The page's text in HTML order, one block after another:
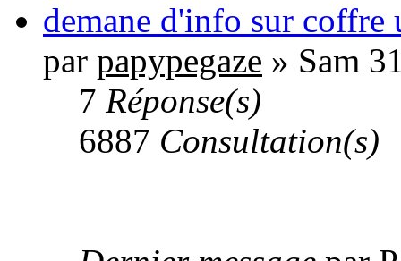
demane d'info sur coffre
par papypegaze » Sam
7 Réponse(s)
6887 Consultation(s)